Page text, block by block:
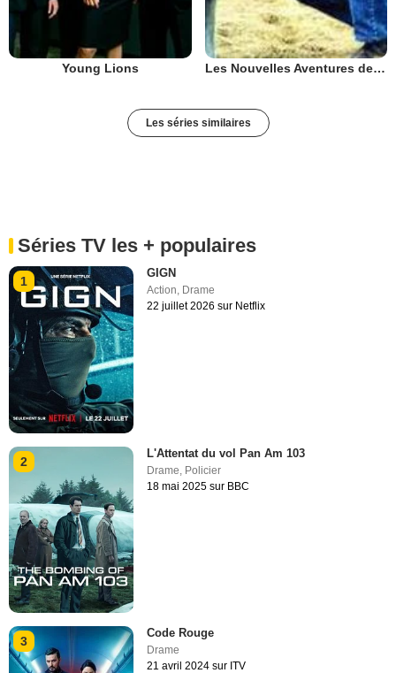
Young Lions Les Nouvelles Aventures de Skippy
Les séries similaires
Séries TV les + populaires
1
GIGN
Action, Drame
22 juillet 2026 sur Netflix
2
L'Attentat du vol Pan Am 103
Drame Policier
18 mai 2025 sur BBC
3
Code Rouge
Drame
21 avril 2024 sur ITV